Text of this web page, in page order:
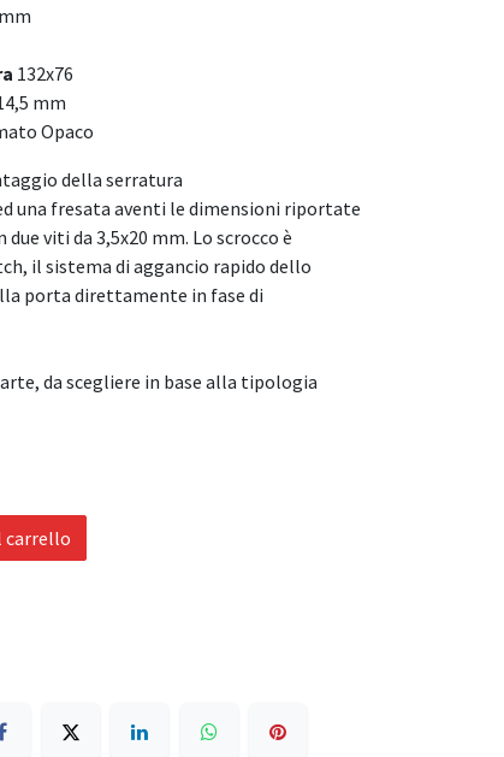
132x76
mm
Opaco
della serratura
una fresata aventi le dimensioni riportate
viti da 3,5x20 mm. Lo scrocco è
il sistema di aggancio rapido dello
porta direttamente in fase di
da scegliere in base alla tipologia
carrello